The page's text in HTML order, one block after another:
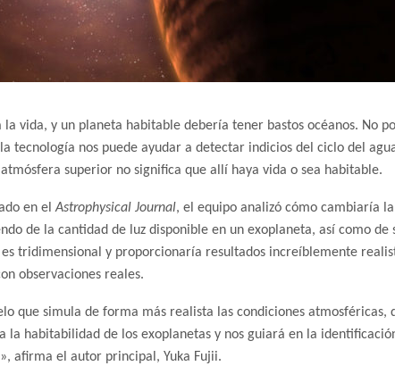
la vida, y un planeta habitable debería tener bastos océanos. No
tecnología nos puede ayudar a detectar indicios del ciclo del
superior no significa que allí haya vida o sea habitable.
en elAstrophysical Journal, el equipo analizó cómo cambiaría
de la cantidad de luz disponible en un exoplaneta, así como de
tridimensional y proporcionaría resultados increíblemente
observaciones reales.
que simula de forma más realista las condiciones atmosféricas,
la habitabilidad de los exoplanetas y nos guiará en la
afirma el autor principal, Yuka Fujii.